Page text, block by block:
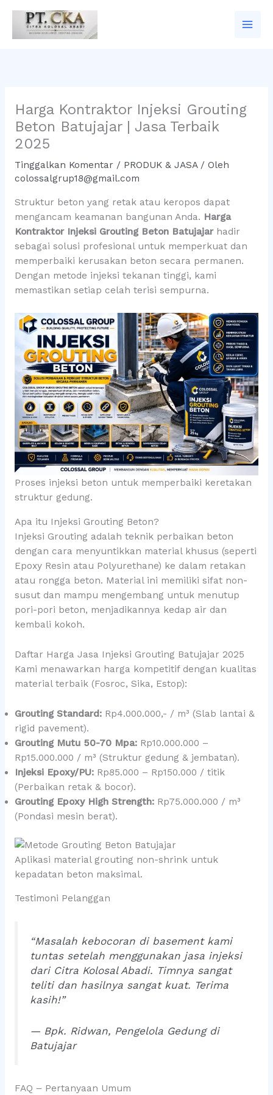
konten
Harga Kontraktor Injeksi Grouting
Beton Batujajar | Jasa Terbaik
2025
Tinggalkan Komentar / PRODUK & JASA/ Oleh
colossalgrup18@gmail.com
Struktur beton yang retak atau keropos dapat
mengancam keamanan bangunan Anda. Harga
Kontraktor Injeksi Grouting Beton Batujajarhadir
sebagai solusi profesional untuk memperkuat dan
memperbaiki kerusakan beton secara permanen.
Dengan metode injeksi tekanan tinggi, kami
memastikan setiap celah terisi sempurna.
Proses injeksi beton untuk memperbaiki keretakan
struktur gedung.
Apa itu Injeksi Grouting Beton?
Injeksi Grouting adalah teknik perbaikan beton
dengan cara menyuntikkan material khusus (seperti
Epoxy Resin atau Polyurethane) ke dalam retakan
atau rongga beton. Material ini memiliki sifat non-
susut dan mampu mengembang untuk menutup
pori-pori beton, menjadikannya kedap air dan
kembali kokoh.
Daftar Harga Jasa Injeksi Grouting Batujajar 2025
Kami menawarkan harga kompetitif dengan kualitas
material terbaik (Fosroc, Sika, Estop):
Grouting Standard:Rp4.000.000,- / m³ (Slab lantai &
rigid pavement).
Grouting Mutu 50-70 Mpa:Rp10.000.000 –
Rp15.000.000 / m³ (Struktur gedung & jembatan).
Injeksi Epoxy/PU:Rp85.000 – Rp150.000 / titik
(Perbaikan retak & bocor).
Grouting Epoxy High Strength:Rp75.000.000 / m³
(Pondasi mesin berat).
Aplikasi material grouting non-shrink untuk
kepadatan beton maksimal.
Testimoni Pelanggan
“Masalah kebocoran di basement kami
tuntas setelah menggunakan jasa injeksi
dari Citra Kolosal Abadi. Timnya sangat
teliti dan hasilnya sangat kuat. Terima
kasih!”
— Bpk. Ridwan, Pengelola Gedung di
Batujajar
FAQ – Pertanyaan Umum